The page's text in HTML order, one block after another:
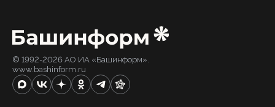
© 1992-2026 АО ИА «Башинформ».
www.bashinform.ru